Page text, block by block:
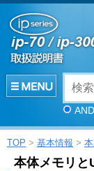
TOP > 基本情報 >
本体メモリと